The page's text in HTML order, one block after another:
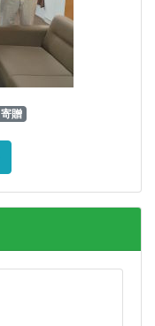
寄贈